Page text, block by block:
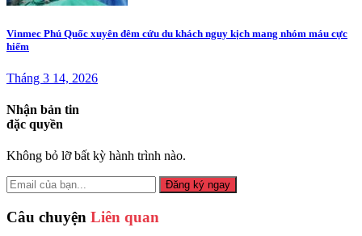
Vinmec Phú Quốc xuyên đêm cứu du khách nguy kịch mang nhóm máu cực
hiếm
Tháng 3 14, 2026
Nhận bản tin
đặc quyền
Không bỏ lỡ bất kỳ hành trình nào.
Đăng ký ngay
Câu chuyện Liên quan